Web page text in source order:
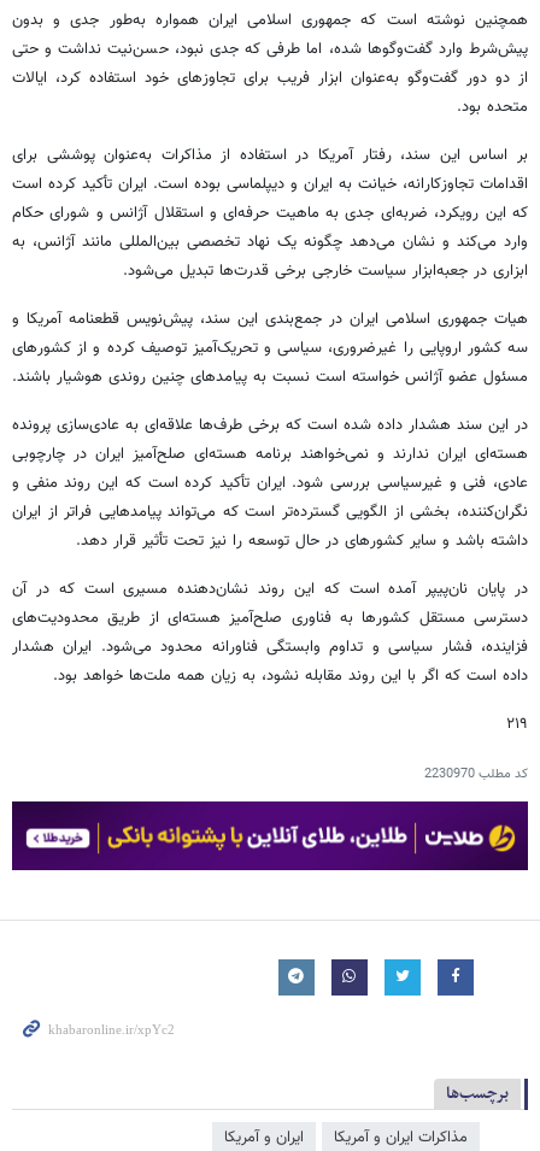
همچنین نوشته است که جمهوری اسلامی ایران همواره به‌طور جدی و بدون
پیش‌شرط وارد گفت‌وگوها شده، اما طرفی که جدی نبود، حسن‌نیت نداشت و حتی
از دو دور گفت‌وگو به‌عنوان ابزار فریب برای تجاوزهای خود استفاده کرد، ایالات
متحده بود.
بر اساس این سند، رفتار آمریکا در استفاده از مذاکرات به‌عنوان پوششی برای
اقدامات تجاوزکارانه، خیانت به ایران و دیپلماسی بوده است. ایران تأکید کرده است
که این رویکرد، ضربه‌ای جدی به ماهیت حرفه‌ای و استقلال آژانس و شورای حکام
وارد می‌کند و نشان می‌دهد چگونه یک نهاد تخصصی بین‌المللی مانند آژانس، به
ابزاری در جعبه‌ابزار سیاست خارجی برخی قدرت‌ها تبدیل می‌شود.
هیات جمهوری اسلامی ایران در جمع‌بندی این سند، پیش‌نویس قطعنامه آمریکا و
سه کشور اروپایی را غیرضروری، سیاسی و تحریک‌آمیز توصیف کرده و از کشورهای
مسئول عضو آژانس خواسته است نسبت به پیامدهای چنین روندی هوشیار باشند.
در این سند هشدار داده شده است که برخی طرف‌ها علاقه‌ای به عادی‌سازی پرونده
هسته‌ای ایران ندارند و نمی‌خواهند برنامه هسته‌ای صلح‌آمیز ایران در چارچوبی
عادی، فنی و غیرسیاسی بررسی شود. ایران تأکید کرده است که این روند منفی و
نگران‌کننده، بخشی از الگویی گسترده‌تر است که می‌تواند پیامدهایی فراتر از ایران
داشته باشد و سایر کشورهای در حال توسعه را نیز تحت تأثیر قرار دهد.
در پایان نان‌پیپر آمده است که این روند نشان‌دهنده مسیری است که در آن
دسترسی مستقل کشورها به فناوری صلح‌آمیز هسته‌ای از طریق محدودیت‌های
فزاینده، فشار سیاسی و تداوم وابستگی فناورانه محدود می‌شود. ایران هشدار
داده است که اگر با این روند مقابله نشود، به زیان همه ملت‌ها خواهد بود.
۲۱۹
کد مطلب2230970
برچسب‌ها
مذاکرات ایران و آمریکا ایران و آمریکا